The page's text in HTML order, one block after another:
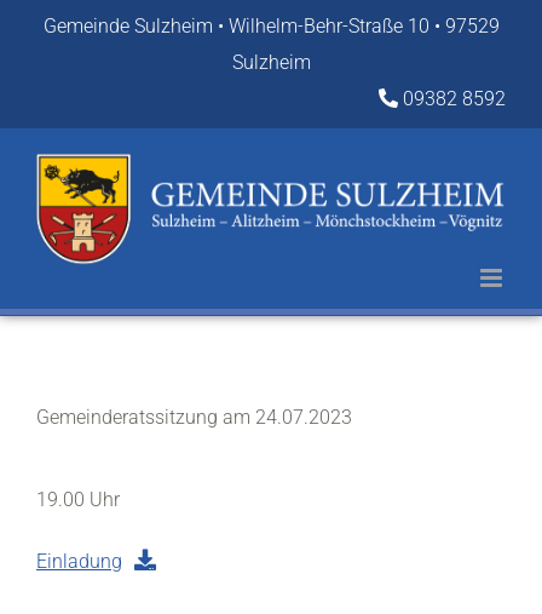
Gemeinde Sulzheim • Wilhelm-Behr-Straße 10 • 97529
Sulzheim
09382 8592
Gemeinderatssitzung am 24.07.2023
19.00 Uhr
Einladung